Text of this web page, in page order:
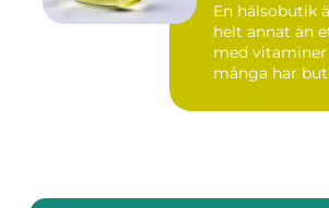
En hälsobutik
helt annat än
med
många har